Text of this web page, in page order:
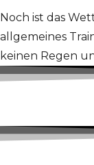
Noch ist das
allgemeines
keinen Regen